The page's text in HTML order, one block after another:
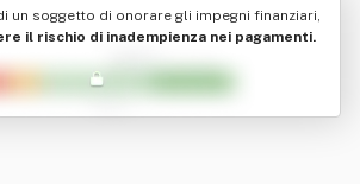
un soggetto di onorare gli impegni finanziari,
il rischio di inadempienza nei pagamenti.